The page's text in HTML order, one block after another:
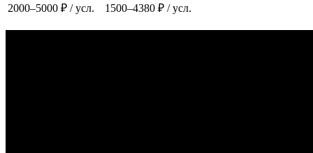
2000–5000 ₽ / усл.
1500–4380 ₽ / усл.